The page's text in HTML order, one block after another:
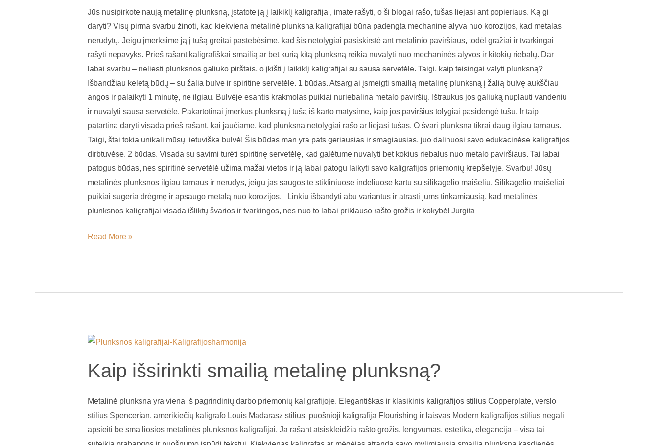
Jūs nusipirkote naują metalinę plunksną, įstatote ją į laikiklį kaligrafijai, imate rašyti, o ši blogai rašo, tušas liejasi ant popieriaus. Ką gi
daryti? Visų pirma svarbu žinoti, kad kiekviena metalinė plunksna kaligrafijai būna padengta mechanine alyva nuo korozijos, kad metalas
nerūdytų. Jeigu įmerksime ją į tušą greitai pastebėsime, kad šis netolygiai pasiskirstė ant metalinio paviršiaus, todėl gražiai ir tvarkingai
rašyti nepavyks. Prieš rašant kaligrafiškai smailią ar bet kurią kitą plunksną reikia nuvalyti nuo mechaninės alyvos ir kitokių riebalų. Dar
labai svarbu – neliesti plunksnos galiuko pirštais, o įkišti į laikiklį kaligrafijai su sausa servetėle. Taigi, kaip teisingai valyti plunksną?
Išbandžiau keletą būdų – su žalia bulve ir spiritine servetėle. 1 būdas. Atsargiai įsmeigti smailią metalinę plunksną į žalią bulvę aukščiau
angos ir palaikyti 1 minutę, ne ilgiau. Bulvėje esantis krakmolas puikiai nuriebalina metalo paviršių. Ištraukus jos galiuką nuplauti vandeniu
ir nuvalyti sausa servetėle. Pakartotinai įmerkus plunksną į tušą iš karto matysime, kaip jos paviršius tolygiai pasidengė tušu. Ir taip
patartina daryti visada prieš rašant, kai jaučiame, kad plunksna netolygiai rašo ar liejasi tušas. O švari plunksna tikrai daug ilgiau tarnaus.
Taigi, štai tokia unikali mūsų lietuviška bulvė! Šis būdas man yra pats geriausias ir smagiausias, juo dalinuosi savo edukacinėse kaligrafijos
dirbtuvėse. 2 būdas. Visada su savimi turėti spiritinę servetėlę, kad galėtume nuvalyti bet kokius riebalus nuo metalo paviršiaus. Tai labai
patogus būdas, nes spiritinė servetėlė užima mažai vietos ir ją labai patogu laikyti savo kaligrafijos priemonių krepšelyje. Svarbu! Jūsų
metalinės plunksnos ilgiau tarnaus ir nerūdys, jeigu jas saugosite stikliniuose indeliuose kartu su silikagelio maišeliu. Silikagelio maišeliai
puikiai sugeria drėgmę ir apsaugo metalą nuo korozijos. Linkiu išbandyti abu variantus ir atrasti jums tinkamiausią, kad metalinės
plunksnos kaligrafijai visada išliktų švarios ir tvarkingos, nes nuo to labai priklauso rašto grožis ir kokybė! Jurgita
Read More »
Kaip išsirinkti smailią metalinę plunksną?
Metalinė plunksna yra viena iš pagrindinių darbo priemonių kaligrafijoje. Elegantiškas ir klasikinis kaligrafijos stilius Copperplate, verslo
stilius Spencerian, amerikiečių kaligrafo Louis Madarasz stilius, puošnioji kaligrafija Flourishing ir laisvas Modern kaligrafijos stilius negali
apsieiti be smailiosios metalinės plunksnos kaligrafijai. Ja rašant atsiskleidžia rašto grožis, lengvumas, estetika, elegancija – visa tai
Kaip
smailią
plunksną?